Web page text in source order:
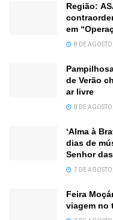
Região:
em
8 DE
de Verão
ar livre
8 DE
‘Alma à
dias de
Senhor
7 DE
Feira
viagem no